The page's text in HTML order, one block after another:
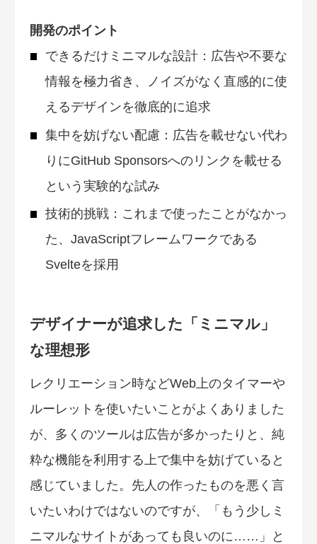
開発のポイント
できるだけミニマルな設計：広告や不要な
情報を極力省き、ノイズがなく直感的に使
えるデザインを徹底的に追求
集中を妨げない配慮：広告を載せない代わ
りにGitHub Sponsorsへのリンクを載せる
という実験的な試み
技術的挑戦：これまで使ったことがなかっ
た、JavaScriptフレームワークである
Svelteを採用
デザイナーが追求した「ミニマル」
な理想形
レクリエーション時などWeb上のタイマーや
ルーレットを使いたいことがよくありました
が、多くのツールは広告が多かったりと、純
粋な機能を利用する上で集中を妨げていると
感じていました。先人の作ったものを悪く言
いたいわけではないのですが、「もう少しミ
ニマルなサイトがあっても良いのに……」と